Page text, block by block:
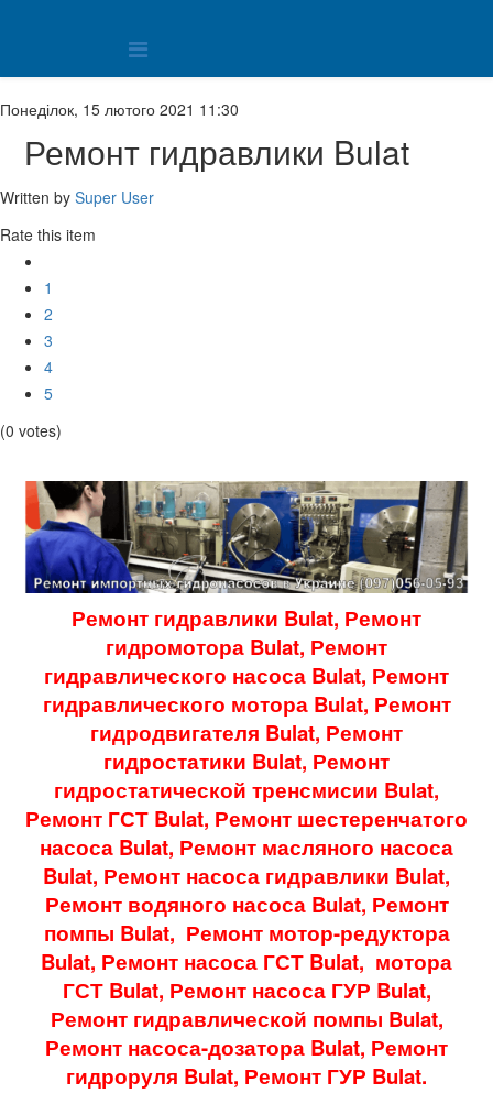
Понеділок, 15 лютого 2021 11:30
Ремонт гидравлики Bulat
Written by Super User
Rate this item
1
2
3
4
5
(0 votes)
Ремонт гидравлики Bulat, Ремонт
гидромотора Bulat, Ремонт
гидравлического насоса Bulat, Ремонт
гидравлического мотора Bulat, Ремонт
гидродвигателя Bulat, Ремонт
гидростатики Bulat, Ремонт
гидростатической тренсмисии Bulat,
Ремонт ГСТ Bulat, Ремонт шестеренчатого
насоса Bulat, Ремонт масляного насоса
Bulat, Ремонт насоса гидравлики Bulat,
Ремонт водяного насоса Bulat, Ремонт
помпы Bulat, Ремонт мотор-редуктора
Bulat, Ремонт насоса ГСТ Bulat, мотора
ГСТ Bulat, Ремонт насоса ГУР Bulat,
Ремонт гидравлической помпы Bulat,
Ремонт насоса-дозатора Bulat, Ремонт
гидроруля Bulat, Ремонт ГУР Bulat.